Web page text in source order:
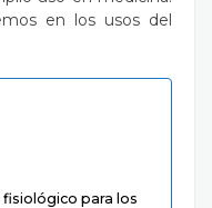
en los usos del
fisiológico para los